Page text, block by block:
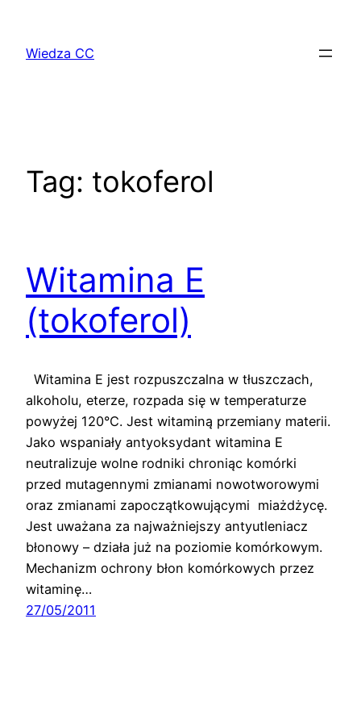
treściWiedza CC
Tag: tokoferol
Witamina E
(tokoferol)
Witamina E jest rozpuszczalna w tłuszczach,
alkoholu, eterze, rozpada się w temperaturze
powyżej 120°C. Jest witaminą przemiany materii.
Jako wspaniały antyoksydant witamina E
neutralizuje wolne rodniki chroniąc komórki
przed mutagennymi zmianami nowotworowymi
oraz zmianami zapoczątkowującymi miażdżycę.
Jest uważana za najważniejszy antyutleniacz
błonowy – działa już na poziomie komórkowym.
Mechanizm ochrony błon komórkowych przez
witaminę…
27/05/2011